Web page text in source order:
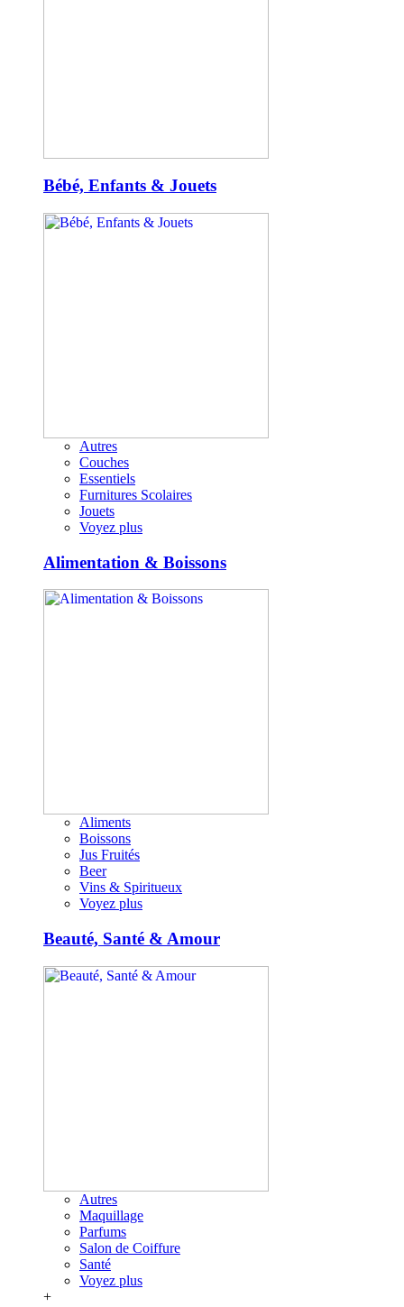
Bébé, Enfants & Jouets
Autres
Couches
Essentiels
Furnitures Scolaires
Jouets
Voyez plus
Alimentation & Boissons
Aliments
Boissons
Jus Fruités
Beer
Vins & Spiritueux
Voyez plus
Beauté, Santé & Amour
Autres
Maquillage
Parfums
Salon de Coiffure
Santé
Voyez plus
+